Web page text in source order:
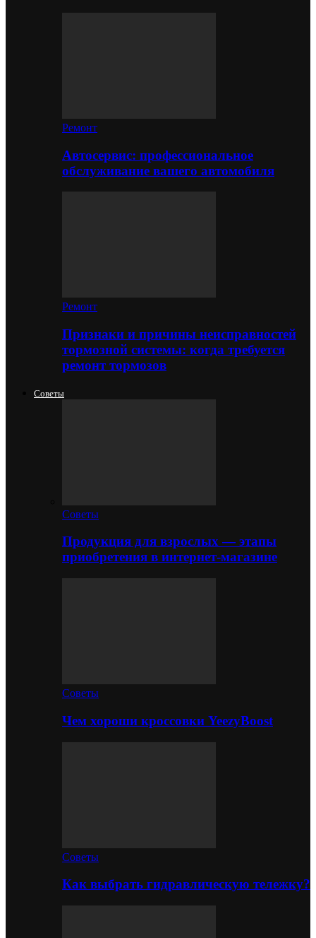
Ремонт
Автосервис: профессиональное
обслуживание вашего автомобиля
Ремонт
Признаки и причины неисправностей
тормозной системы: когда требуется
ремонт тормозов
Советы
Советы
Продукция для взрослых — этапы
приобретения в интернет-магазине
Советы
Чем хороши кроссовки YeezyBoost
Советы
Как выбрать гидравлическую тележку?